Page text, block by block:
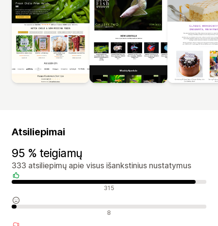
Atsiliepimai
95 % teigiamų
333 atsiliepimų apie visus išankstinius nustatymus
Teigiami atsiliepimai 315
Neutralūs atsiliepimai 8